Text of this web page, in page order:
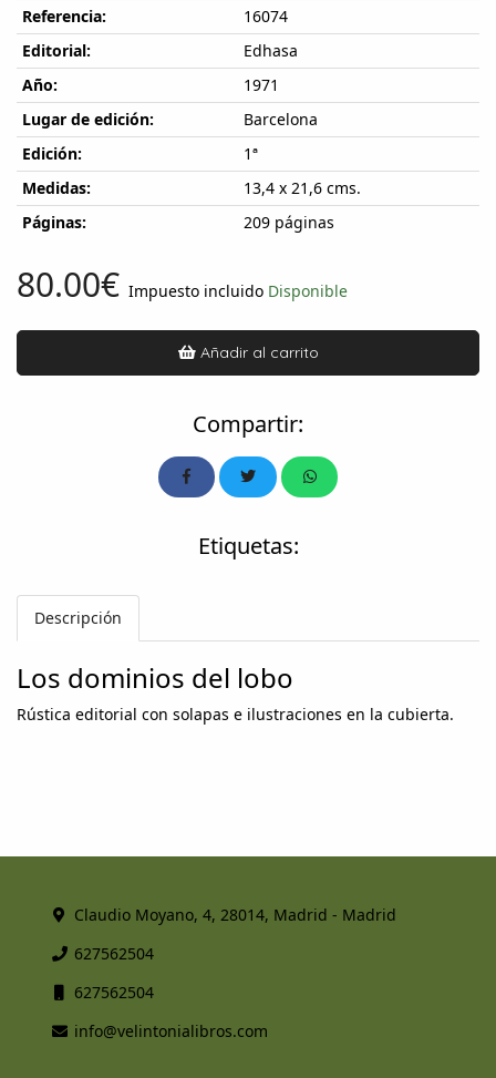
Referencia:
16074
Editorial:
Edhasa
Año:
1971
Lugar de edición:
Barcelona
Edición:
1ª
Medidas:
13,4 x 21,6 cms.
Páginas:
209 páginas
80.00€ Impuesto incluido Disponible
Añadir al carrito
Compartir:
Etiquetas:
Descripción
Los dominios del lobo
Rústica editorial con solapas e ilustraciones en la cubierta.
Claudio Moyano, 4, 28014, Madrid - Madrid
627562504
627562504
info@velintonialibros.com